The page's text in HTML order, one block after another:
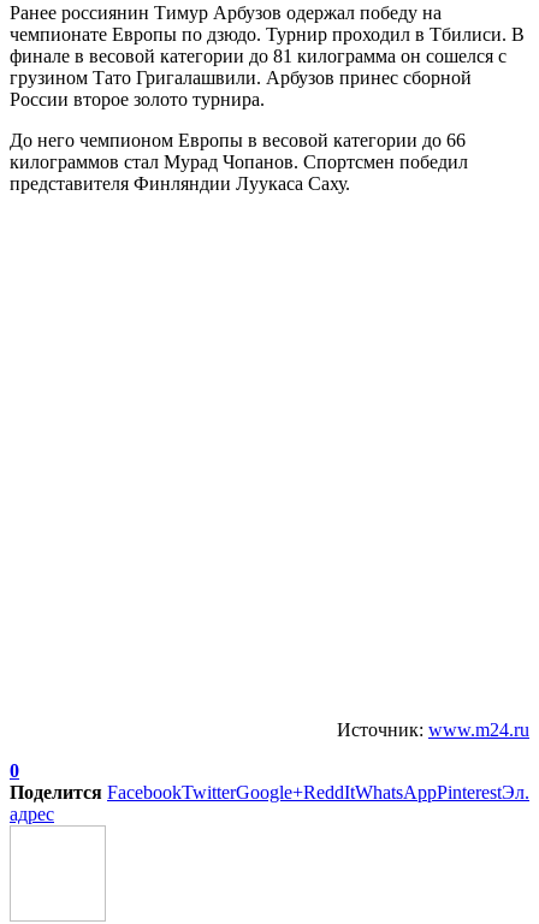
Ранее россиянин Тимур Арбузов одержал победу на
чемпионате Европы по дзюдо. Турнир проходил в Тбилиси. В
финале в весовой категории до 81 килограмма он сошелся с
грузином Тато Григалашвили. Арбузов принес сборной
России второе золото турнира.
До него чемпионом Европы в весовой категории до 66
килограммов стал Мурад Чопанов. Спортсмен победил
представителя Финляндии Луукаса Саху.
Источник: www.m24.ru
0
Поделится FacebookTwitterGoogle+ReddItWhatsAppPinterestЭл.
адрес